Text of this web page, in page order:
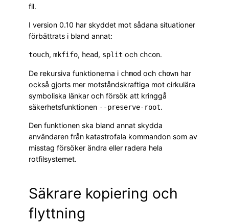
fil.
I version 0.10 har skyddet mot sådana situationer
förbättrats i bland annat:
touch, mkfifo, head, split och chcon.
De rekursiva funktionerna i chmod och chown har
också gjorts mer motståndskraftiga mot cirkulära
symboliska länkar och försök att kringgå
säkerhetsfunktionen --preserve-root.
Den funktionen ska bland annat skydda
användaren från katastrofala kommandon som av
misstag försöker ändra eller radera hela
rotfilsystemet.
Säkrare kopiering och
flyttning